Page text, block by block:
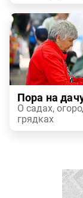
Пора на
О садах,
грядках